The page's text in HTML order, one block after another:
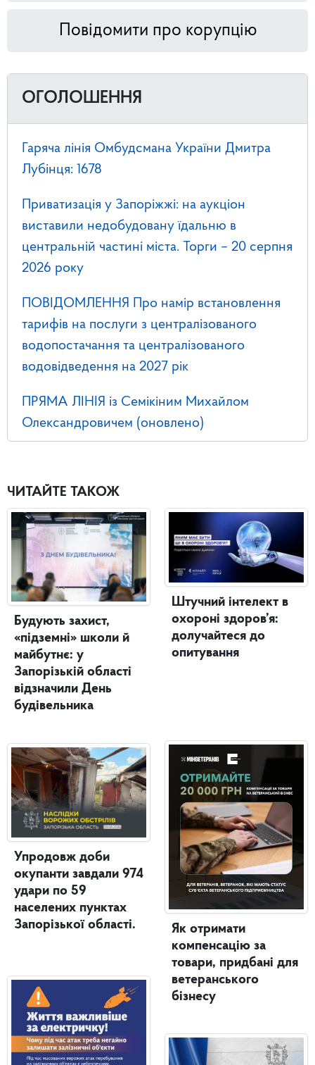
Повідомити про корупцію
ОГОЛОШЕННЯ
Гаряча лінія Омбудсмана України Дмитра
Лубінця: 1678
Приватизація у Запоріжжі: на аукціон
виставили недобудовану їдальню в
центральній частині міста. Торги – 20 серпня
2026 року
ПОВІДОМЛЕННЯ Про намір встановлення
тарифів на послуги з централізованого
водопостачання та централізованого
водовідведення на 2027 рік
ПРЯМА ЛІНІЯ із Семікіним Михайлом
Олександровичем (оновлено)
ЧИТАЙТЕ ТАКОЖ
Будують захист,
«підземні» школи й
майбутнє: у
Запорізькій області
відзначили День
будівельника
Упродовж доби
окупанти завдали 974
удари по 59
населених пунктах
Запорізької області.
Штучний інтелект в
охороні здоров’я:
долучайтеся до
опитування
Як отримати
компенсацію за
товари, придбані для
ветеранського
бізнесу